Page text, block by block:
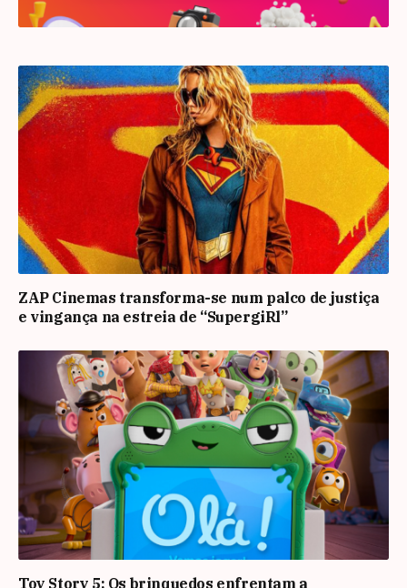
ZAP Cinemas transforma-se num palco de justiça
e vingança na estreia de “SupergiRl”
Toy Story 5: Os brinquedos enfrentam a